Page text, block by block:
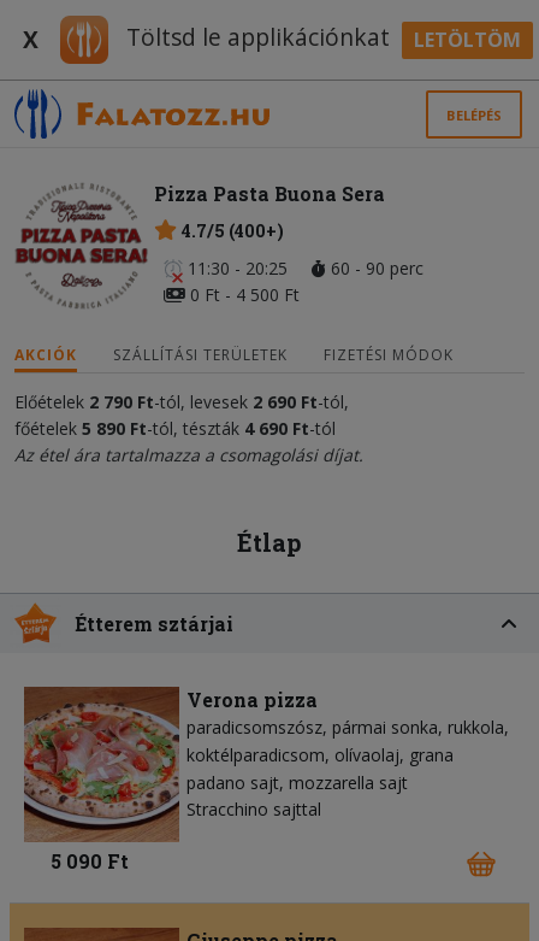
X Töltsd le applikációnkat LETÖLTÖM
BELÉPÉS
Pizza Pasta Buona Sera
4.7/5 (400+)
11:30 - 20:25
60 - 90 perc
0 Ft - 4 500 Ft
AKCIÓK SZÁLLÍTÁSI TERÜLETEK FIZETÉSI MÓDOK
Előételek 2 790 Ft-tól, levesek 2 690 Ft-tól,
főételek 5 890 Ft-tól, tészták 4 690 Ft-tól
Az étel ára tartalmazza a csomagolási díjat.
Étlap
Étterem sztárjai
Verona pizza
paradicsomszósz pármai sonka rukkola
koktélparadicsom olívaolaj grana
padano sajt mozzarella sajt
Stracchino sajttal
5 090 Ft